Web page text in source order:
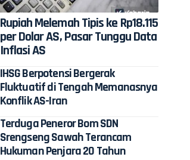
Rupiah Melemah Tipis ke Rp18.115
per Dolar AS, Pasar Tunggu Data
Inflasi AS
IHSG Berpotensi Bergerak
Fluktuatif di Tengah Memanasnya
Konflik AS-Iran
Terduga Peneror Bom SDN
Srengseng Sawah Terancam
Hukuman Penjara 20 Tahun